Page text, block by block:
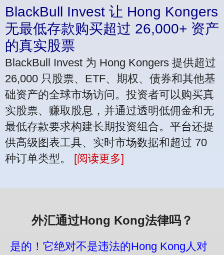
BlackBull Invest 让 Hong Kongers
无最低存款购买超过 26,000+ 资产
的真实股票
BlackBull Invest 为 Hong Kongers 提供超过
26,000 只股票、ETF、期权、债券和其他基
础资产的全球市场访问。投资者可以购买真
实股票、赚取股息，并通过透明低佣金和无
最低存款要求构建长期投资组合。平台还提
供高级图表工具、实时市场数据和超过 70
种订单类型。 [阅读更多]
外汇通过Hong Kong法律吗？
是的！它绝对不是违法的Hong Kong人对